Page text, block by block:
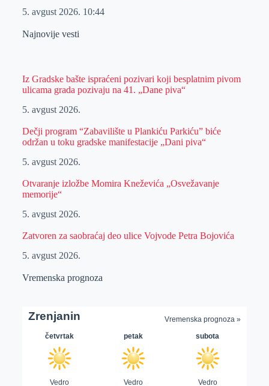
5. avgust 2026. 10:44
Najnovije vesti
Iz Gradske bašte ispraćeni pozivari koji besplatnim pivom
ulicama grada pozivaju na 41. „Dane piva“
5. avgust 2026.
Dečji program “Zabavilište u Plankiću Parkiću” biće
održan u toku gradske manifestacije „Dani piva“
5. avgust 2026.
Otvaranje izložbe Momira Kneževića „Osvežavanje
memorije“
5. avgust 2026.
Zatvoren za saobraćaj deo ulice Vojvode Petra Bojovića
5. avgust 2026.
Vremenska prognoza